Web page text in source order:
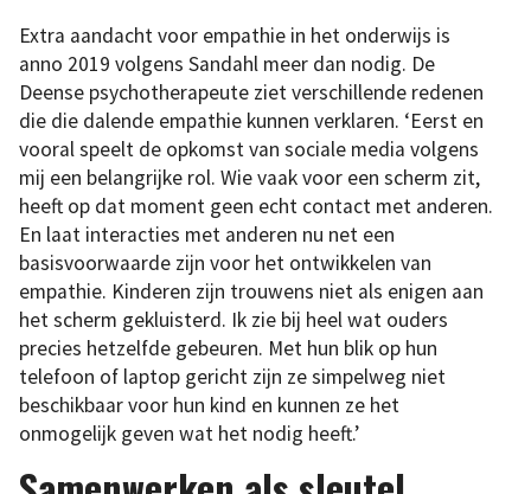
Extra aandacht voor empathie in het onderwijs is
anno 2019 volgens Sandahl meer dan nodig. De
Deense psychotherapeute ziet verschillende redenen
die die dalende empathie kunnen verklaren. ‘Eerst en
vooral speelt de opkomst van sociale media volgens
mij een belangrijke rol. Wie vaak voor een scherm zit,
heeft op dat moment geen echt contact met anderen.
En laat interacties met anderen nu net een
basisvoorwaarde zijn voor het ontwikkelen van
empathie. Kinderen zijn trouwens niet als enigen aan
het scherm gekluisterd. Ik zie bij heel wat ouders
precies hetzelfde gebeuren. Met hun blik op hun
telefoon of laptop gericht zijn ze simpelweg niet
beschikbaar voor hun kind en kunnen ze het
onmogelijk geven wat het nodig heeft.’